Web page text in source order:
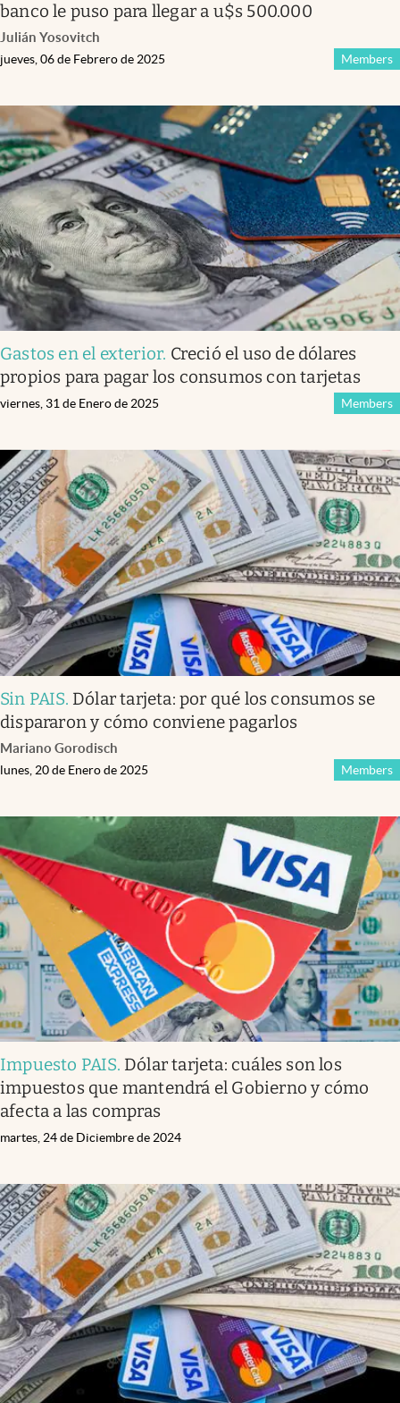
banco le puso para llegar a u$s 500.000
Julián Yosovitch
Members
jueves, 06 de Febrero de 2025
Gastos en el exterior. Creció el uso de dólares
propios para pagar los consumos con tarjetas
Members
viernes, 31 de Enero de 2025
Sin PAIS. Dólar tarjeta: por qué los consumos se
dispararon y cómo conviene pagarlos
Mariano Gorodisch
Members
lunes, 20 de Enero de 2025
Impuesto PAIS. Dólar tarjeta: cuáles son los
impuestos que mantendrá el Gobierno y cómo
afecta a las compras
martes, 24 de Diciembre de 2024